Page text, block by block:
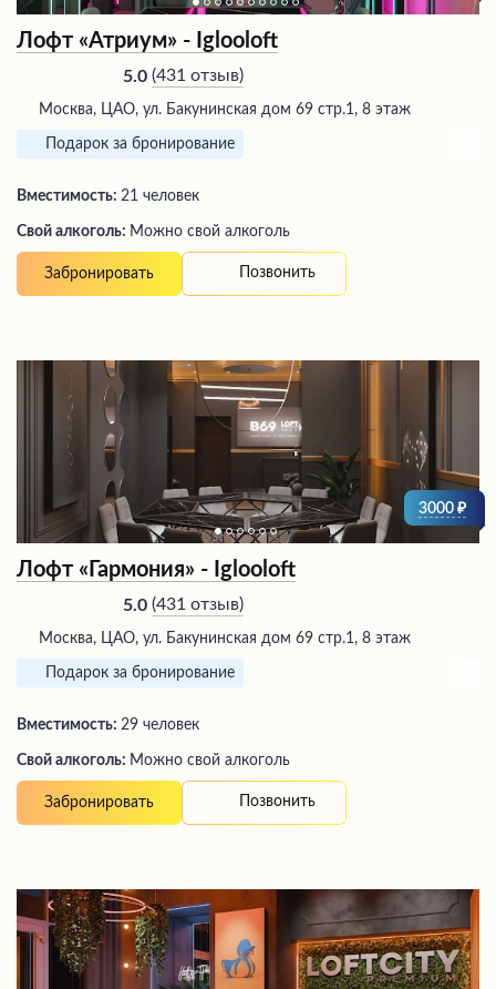
Лофт «Атриум» - Iglooloft
5.0 (431 отзыв)
Москва, ЦАО, ул. Бакунинская дом 69 стр.1, 8 этаж
Подарок за бронирование
Вместимость: 21 человек
Свой алкоголь: Можно свой алкоголь
Забронировать Позвонить
3000
Лофт «Гармония» - Iglooloft
5.0 (431 отзыв)
Москва, ЦАО, ул. Бакунинская дом 69 стр.1, 8 этаж
Подарок за бронирование
Вместимость: 29 человек
Свой алкоголь: Можно свой алкоголь
Забронировать Позвонить